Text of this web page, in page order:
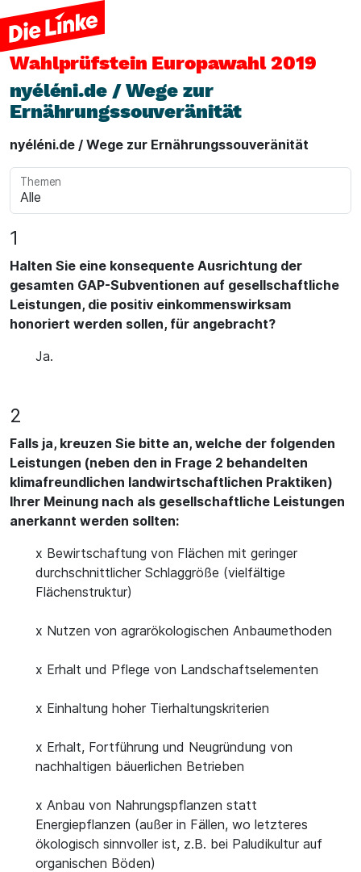
Wahlprüfstein Europawahl 2019
nyéléni.de / Wege zur
Ernährungssouveränität
nyéléni.de / Wege zur Ernährungssouveränität
Themen
1
Halten Sie eine konsequente Ausrichtung der
gesamten GAP-Subventionen auf gesellschaftliche
Leistungen, die positiv einkommenswirksam
honoriert werden sollen, für angebracht?
Ja.
2
Falls ja, kreuzen Sie bitte an, welche der folgenden
Leistungen (neben den in Frage 2 behandelten
klimafreundlichen landwirtschaftlichen Praktiken)
Ihrer Meinung nach als gesellschaftliche Leistungen
anerkannt werden sollten:
x Bewirtschaftung von Flächen mit geringer
durchschnittlicher Schlaggröße (vielfältige
Flächenstruktur)
x Nutzen von agrarökologischen Anbaumethoden
x Erhalt und Pflege von Landschaftselementen
x Einhaltung hoher Tierhaltungskriterien
x Erhalt, Fortführung und Neugründung von
nachhaltigen bäuerlichen Betrieben
x Anbau von Nahrungspflanzen statt
Energiepflanzen (außer in Fällen, wo letzteres
ökologisch sinnvoller ist, z.B. bei Paludikultur auf
organischen Böden)